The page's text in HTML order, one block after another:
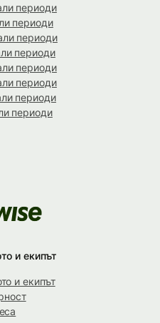
периоди
периоди
периоди
периоди
периоди
периоди
периоди
периоди
и екипът
и екипът